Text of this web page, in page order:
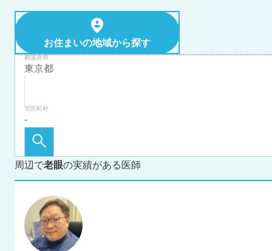
お住まいの地域から探す
都道府県
市区町村
周辺で老眼の実績がある医師